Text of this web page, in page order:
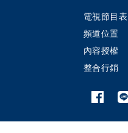
電視節目表
頻道位置
內容授權
整合行銷